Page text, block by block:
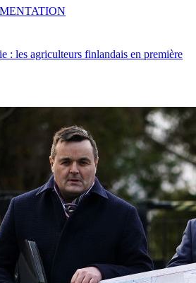
: les agriculteurs finlandais en première